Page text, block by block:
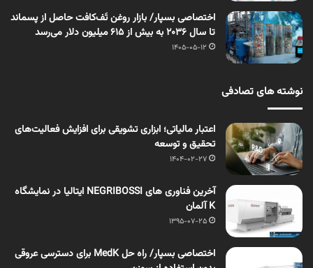
اختصاصی بسپار/ بازار روغن تَف‌کافت حاصل از پسماند
تا سال ۲۰۳۶ به بیش از ۶۱۵ میلیون دلار می‌رسد
1405-05-12
نوشته های تصادفی
اعتبار مالیاتی؛ ابزاری تشویقی برای افزایش فعالیت‌های
تحقیق و توسعه
1404-02-27
آخرین فناوری های NEGRIBOSSI ایتالیا در نمایشگاه
K آلمان
1395-07-25
اختصاصی بسپار/ راه حل MedK برای دسترسی عروقی